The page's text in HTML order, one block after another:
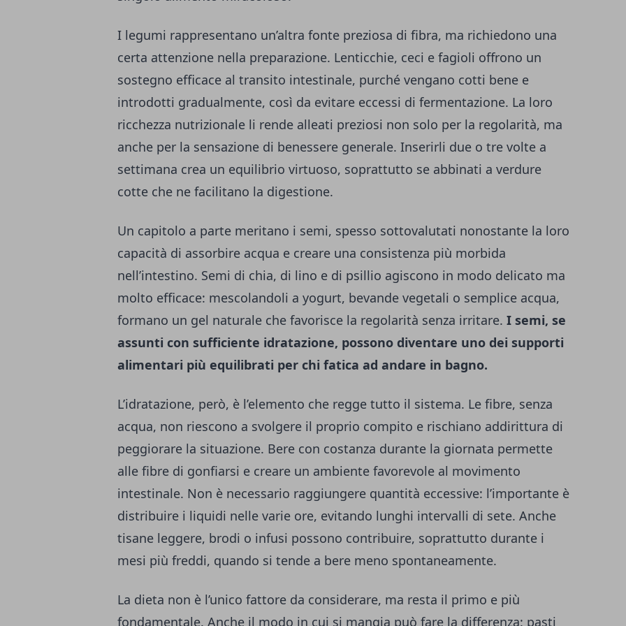
I legumi rappresentano un’altra fonte preziosa di fibra, ma richiedono una
certa attenzione nella preparazione. Lenticchie, ceci e fagioli offrono un
sostegno efficace al transito intestinale, purché vengano cotti bene e
introdotti gradualmente, così da evitare eccessi di fermentazione. La loro
ricchezza nutrizionale li rende alleati preziosi non solo per la regolarità, ma
anche per la sensazione di benessere generale. Inserirli due o tre volte a
settimana crea un equilibrio virtuoso, soprattutto se abbinati a verdure
cotte che ne facilitano la digestione.
Un capitolo a parte meritano i semi, spesso sottovalutati nonostante la loro
capacità di assorbire acqua e creare una consistenza più morbida
nell’intestino. Semi di chia, di lino e di psillio agiscono in modo delicato ma
molto efficace: mescolandoli a yogurt, bevande vegetali o semplice acqua,
formano un gel naturale che favorisce la regolarità senza irritare. I semi, se
assunti con sufficiente idratazione, possono diventare uno dei supporti
alimentari più equilibrati per chi fatica ad andare in bagno.
L’idratazione, però, è l’elemento che regge tutto il sistema. Le fibre, senza
acqua, non riescono a svolgere il proprio compito e rischiano addirittura di
peggiorare la situazione. Bere con costanza durante la giornata permette
alle fibre di gonfiarsi e creare un ambiente favorevole al movimento
intestinale. Non è necessario raggiungere quantità eccessive: l’importante è
distribuire i liquidi nelle varie ore, evitando lunghi intervalli di sete. Anche
tisane leggere, brodi o infusi possono contribuire, soprattutto durante i
mesi più freddi, quando si tende a bere meno spontaneamente.
La dieta non è l’unico fattore da considerare, ma resta il primo e più
fondamentale. Anche il modo in cui si mangia può fare la differenza: pasti